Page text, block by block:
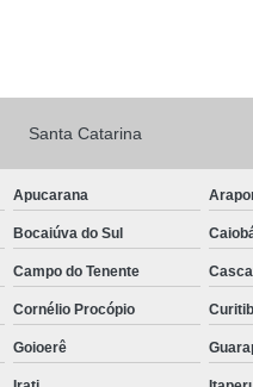
Santa Catarina
Apucarana
Bocaiúva do Sul
Campo do Tenente
Cornélio Procópio
Goioerê